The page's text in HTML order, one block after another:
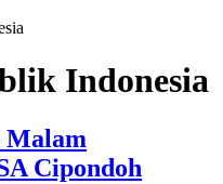
Indonesia
Malam
Cipondoh